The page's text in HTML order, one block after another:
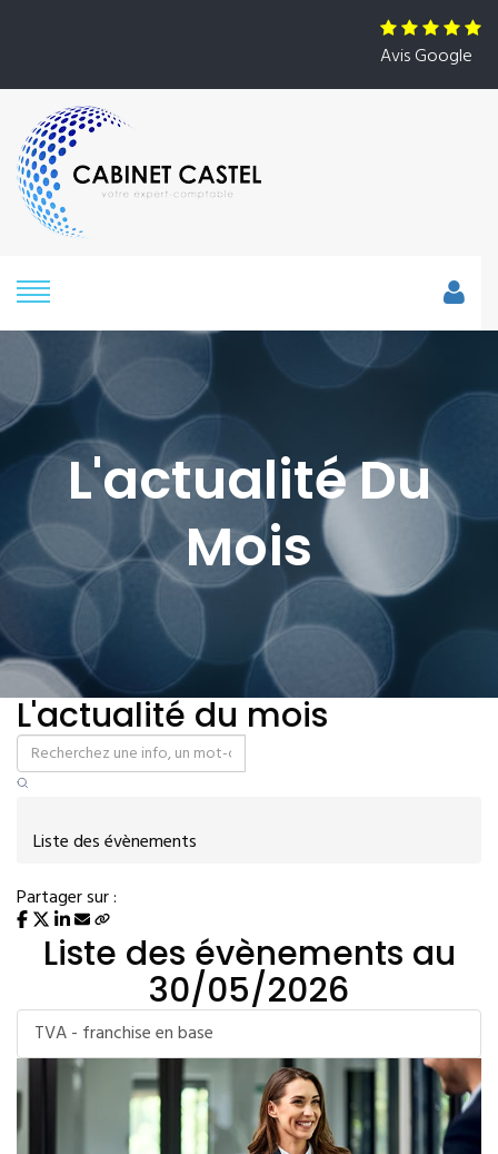
Avis Google
L'actualité Du
Mois
L'actualité du mois
Liste des évènements
Partager sur :
Liste des évènements au
30/05/2026
TVA - franchise en base